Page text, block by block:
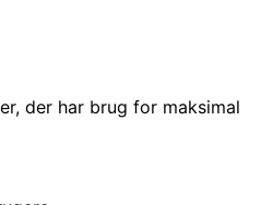
der har brug for maksimal